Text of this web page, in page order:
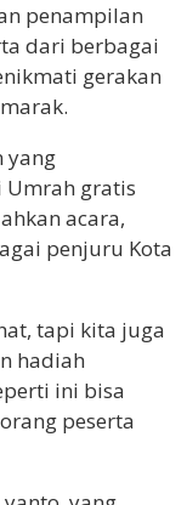
penampilan
dari berbagai
gerakan
yang
Umrah gratis
acara,
penjuru Kota
tapi kita juga
hadiah
ini bisa
peserta